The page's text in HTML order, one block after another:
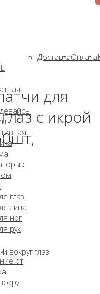
с
глаз
лица
ног
рук
от
ДоставкаОплата
для
с икрой
вокруг глаз